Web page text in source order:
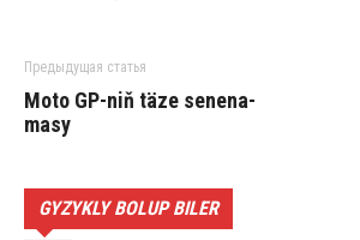
Предыдущая статья
Mo­to GP-niň tä­ze se­ne­na­
ma­sy
GYZYKLY BOLUP BILER